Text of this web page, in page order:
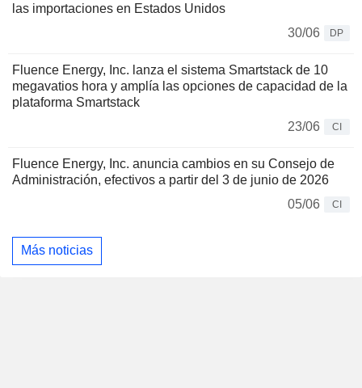
las importaciones en Estados Unidos
30/06
DP
Fluence Energy, Inc. lanza el sistema Smartstack de 10
megavatios hora y amplía las opciones de capacidad de la
plataforma Smartstack
23/06
CI
Fluence Energy, Inc. anuncia cambios en su Consejo de
Administración, efectivos a partir del 3 de junio de 2026
05/06
CI
Más noticias